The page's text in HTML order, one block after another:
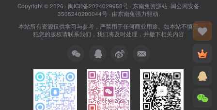
Copyright © 2026 · 闽ICP备2024029658号 · 东南兔资源站 ·闽公网安备
3505240200044号· 由东南兔强力驱动.
本站所有资源仅供学习与参考，严禁用于任何商业用途。如本站不慎侵
犯您的版权请联系我们，我们将及时处理，并撤下相关内容